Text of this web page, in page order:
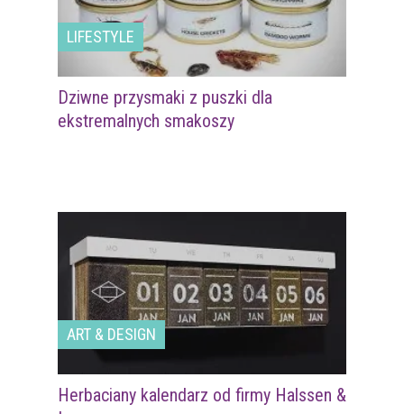
LIFESTYLE
Dziwne przysmaki z puszki dla
ekstremalnych smakoszy
ART & DESIGN
Herbaciany kalendarz od firmy Halssen &